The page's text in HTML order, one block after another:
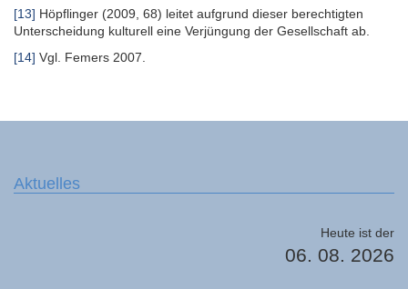
[13] Höpflinger (2009, 68) leitet aufgrund dieser berechtigten
Unter­scheidung kulturell eine Verjüngung der Gesellschaft ab.
[14] Vgl. Femers 2007.
Aktuelles
Heute ist der
06. 08. 2026